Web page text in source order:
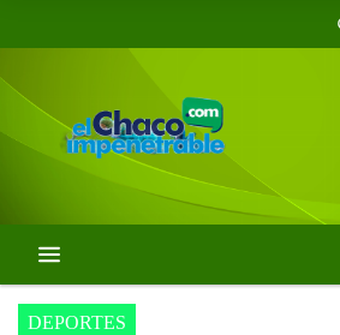
DEPORTES